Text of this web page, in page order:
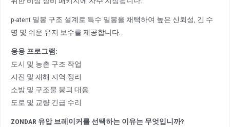
p-atent 밀봉 구조 설계로 특수 밀봉을 채택하여 높은 신뢰성, 긴 수
명 및 쉬운 유지 보수를 제공합니다.
응용 프로그램:
도시 및 농촌 구조 작업
지진 및 재해 지역 정리
소방 및 구조물 붕괴 대응
도로 및 교량 긴급 수리
ZONDAR 유압 브레이커를 선택하는 이유는 무엇입니까?